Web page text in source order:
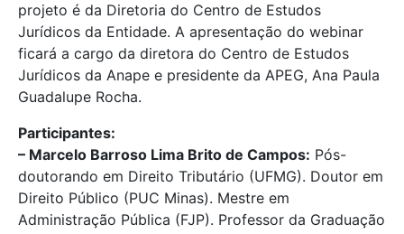
projeto é da Diretoria do Centro de Estudos
Jurídicos da Entidade. A apresentação do webinar
ficará a cargo da diretora do Centro de Estudos
Jurídicos da Anape e presidente da APEG, Ana Paula
Guadalupe Rocha.
Participantes:
– Marcelo Barroso Lima Brito de Campos: Pós-
doutorando em Direito Tributário (UFMG). Doutor em
Direito Público (PUC Minas). Mestre em
Administração Pública (FJP). Professor da Graduação